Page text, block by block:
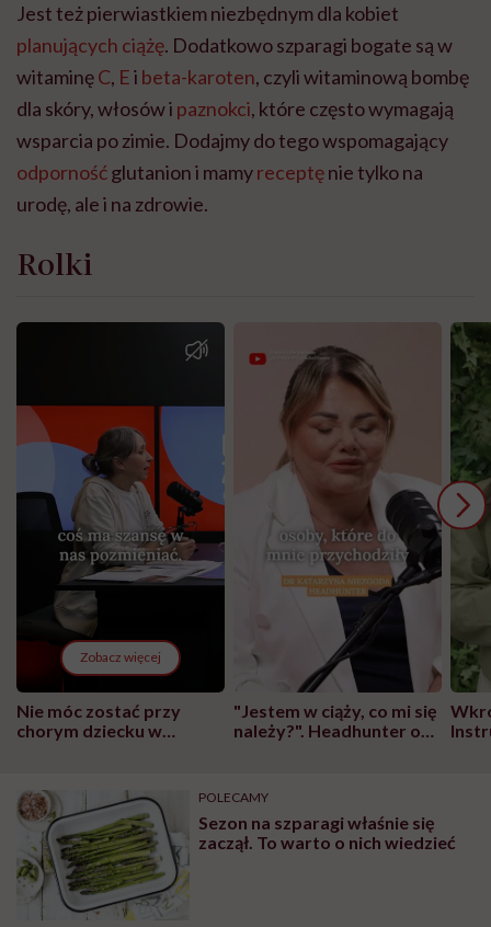
Jest też pierwiastkiem niezbędnym dla kobiet
planujących ciążę. Dodatkowo szparagi bogate są w
witaminęC, Ei beta-karoten, czyli witaminową bombę
dla skóry, włosów i paznokci, które często wymagają
wsparcia po zimie. Dodajmy do tego wspomagający
odpornośćglutanion i mamyreceptęnie tylko na
urodę, ale i na zdrowie.
Rolki
Zobacz więcej
Nie móc zostać przy
chorym dziecku w
może chyba tylko
głupota i brak
wyobraźni"
"Jestem w ciąży, co mi się
należy?". Headhunter o
pracy
POLECAMY
Sezon na szparagi właśnie się
zaczął. To warto o nich wiedzieć